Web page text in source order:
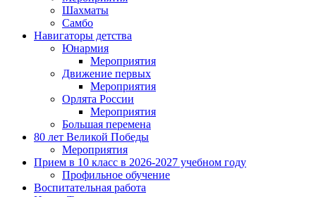
Шахматы
Самбо
Навигаторы детства
Юнармия
Мероприятия
Движение первых
Мероприятия
Орлята России
Мероприятия
Большая перемена
80 лет Великой Победы
Мероприятия
Прием в 10 класс в 2026-2027 учебном году
Профильное обучение
Воспитательная работа